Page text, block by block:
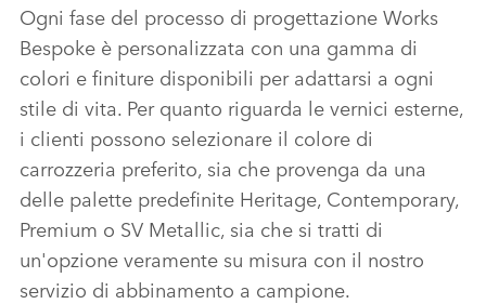
SHARE
Ogni fase del processo di progettazione Works
Bespoke è personalizzata con una gamma di
colori e finiture disponibili per adattarsi a ogni
stile di vita. Per quanto riguarda le vernici esterne,
i clienti possono selezionare il colore di
carrozzeria preferito, sia che provenga da una
delle palette predefinite Heritage, Contemporary,
Premium o SV Metallic, sia che si tratti di
un'opzione veramente su misura con il nostro
servizio di abbinamento a campione.